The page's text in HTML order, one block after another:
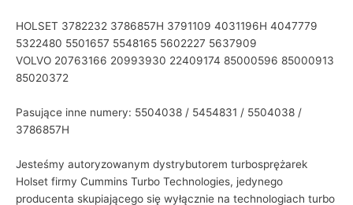
HOLSET 3782232 3786857H 3791109 4031196H 4047779
5322480 5501657 5548165 5602227 5637909
VOLVO 20763166 20993930 22409174 85000596 85000913
85020372
Pasujące inne numery: 5504038 / 5454831 / 5504038 /
3786857H
Jesteśmy autoryzowanym dystrybutorem turbosprężarek
Holset firmy Cummins Turbo Technologies, jedynego
producenta skupiającego się wyłącznie na technologiach turbo